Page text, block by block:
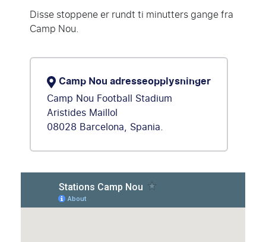
Disse stoppene er rundt ti minutters gange fra
Camp Nou.
Camp Nou adresseopplysninger
Camp Nou Football Stadium
Aristides Maillol
08028 Barcelona, Spania.